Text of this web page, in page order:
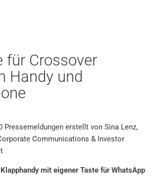
für Crossover
Handy und
Pressemeldungen erstellt von Sina Lenz,
Communications & Investor
mit eigener Taste für WhatsApp